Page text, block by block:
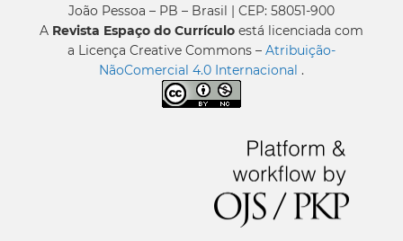
João Pessoa – PB – Brasil | CEP: 58051-900
A Revista Espaço do Currículo está licenciada com
a Licença Creative Commons – Atribuição-
NãoComercial 4.0 Internacional .